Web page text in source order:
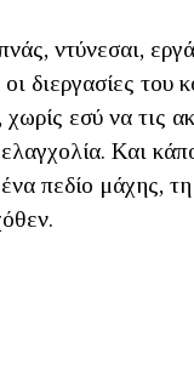
ντύνεσαι,
διεργασίες του
χωρίς εσύ να τις
Και
πεδίο μάχης,